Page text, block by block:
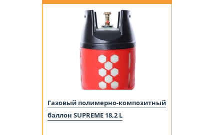
Газовый полимерно-композитный
баллон SUPREME 18,2 L